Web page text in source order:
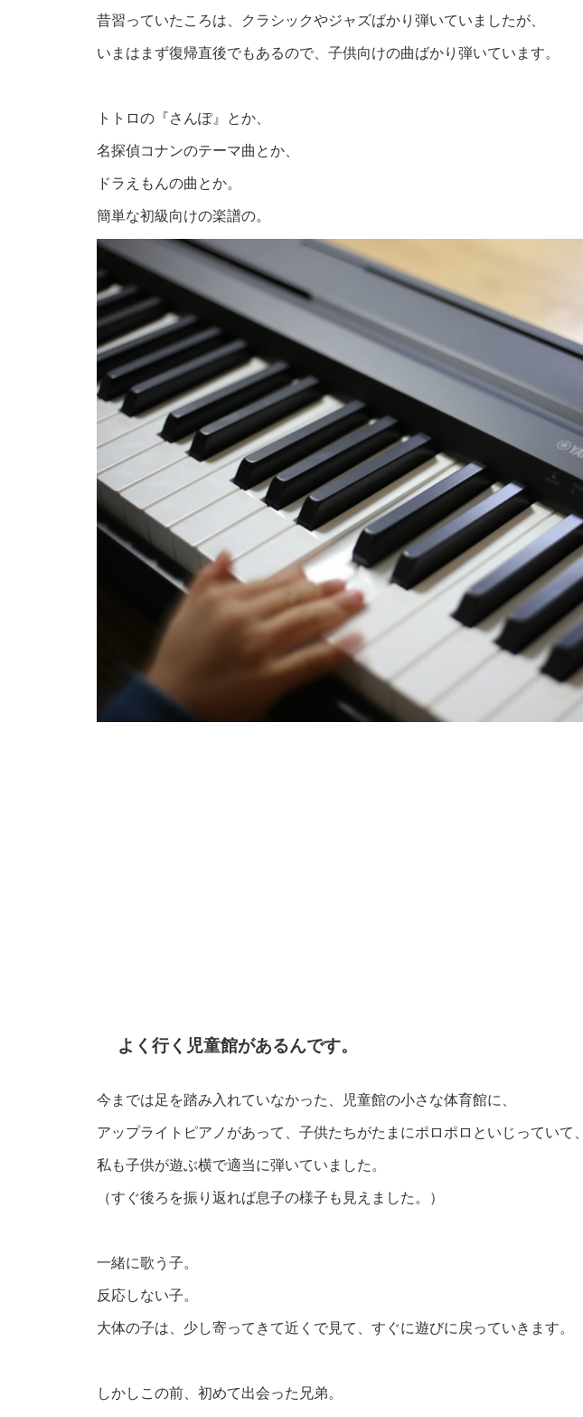
昔習っていたころは、クラシックやジャズばかり弾いていましたが、
いまはまず復帰直後でもあるので、子供向けの曲ばかり弾いています。
トトロの『さんぽ』とか、
名探偵コナンのテーマ曲とか、
ドラえもんの曲とか。
簡単な初級向けの楽譜の。
よく行く児童館があるんです。
今までは足を踏み入れていなかった、児童館の小さな体育館に、
アップライトピアノがあって、子供たちがたまにポロポロといじっていて、
私も子供が遊ぶ横で適当に弾いていました。
（すぐ後ろを振り返れば息子の様子も見えました。）
一緒に歌う子。
反応しない子。
大体の子は、少し寄ってきて近くで見て、すぐに遊びに戻っていきます。
しかしこの前、初めて出会った兄弟。